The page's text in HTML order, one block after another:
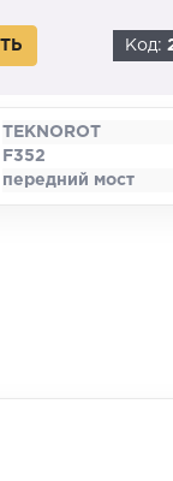
Код:
TEKNOROT
F352
передний мост